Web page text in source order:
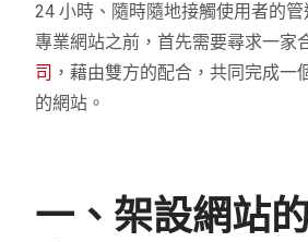
24 小時、隨時隨地接觸使用者的
專業網站之前，首先需要尋求一家
司 ，藉由雙方的配合，共同完成一
的網站。
一、架設網站